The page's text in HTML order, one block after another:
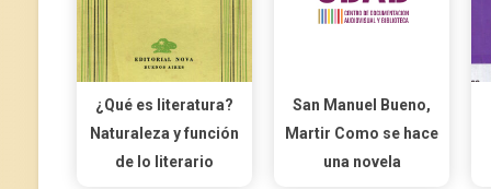
¿Qué es literatura?
Naturaleza y función
de lo literario
San Manuel Bueno,
Martir Como se hace
una novela